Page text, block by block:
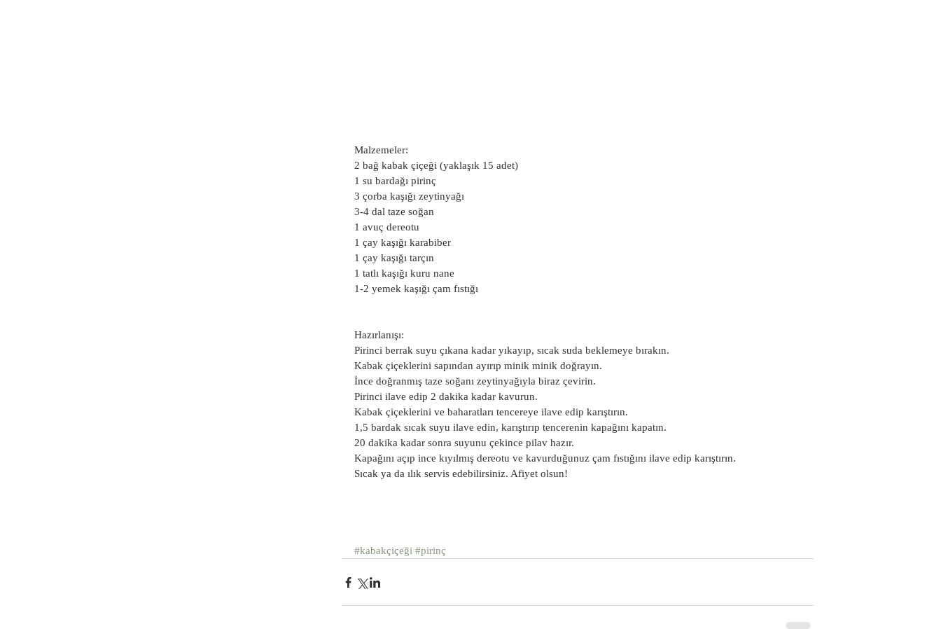
Malzemeler:
2 bağ kabak çiçeği (yaklaşık 15 adet)
1 su bardağı pirinç
3 çorba kaşığı zeytinyağı
3-4 dal taze soğan
1 avuç dereotu
1 çay kaşığı karabiber
1 çay kaşığı tarçın
1 tatlı kaşığı kuru nane
1-2 yemek kaşığı çam fıstığı
Hazırlanışı:
Pirinci berrak suyu çıkana kadar yıkayıp, sıcak suda beklemeye bırakın.
Kabak çiçeklerini sapından ayırıp minik minik doğrayın.
İnce doğranmış taze soğanı zeytinyağıyla biraz çevirin.
Pirinci ilave edip 2 dakika kadar kavurun.
Kabak çiçeklerini ve baharatları tencereye ilave edip karıştırın.
1,5 bardak sıcak suyu ilave edin, karıştırıp tencerenin kapağını kapatın.
20 dakika kadar sonra suyunu çekince pilav hazır.
Kapağını açıp ince kıyılmış dereotu ve kavurduğunuz çam fıstığını ilave edip karıştırın.
Sıcak ya da ılık servis edebilirsiniz. Afiyet olsun!
#kabakçiçeği #pirinç